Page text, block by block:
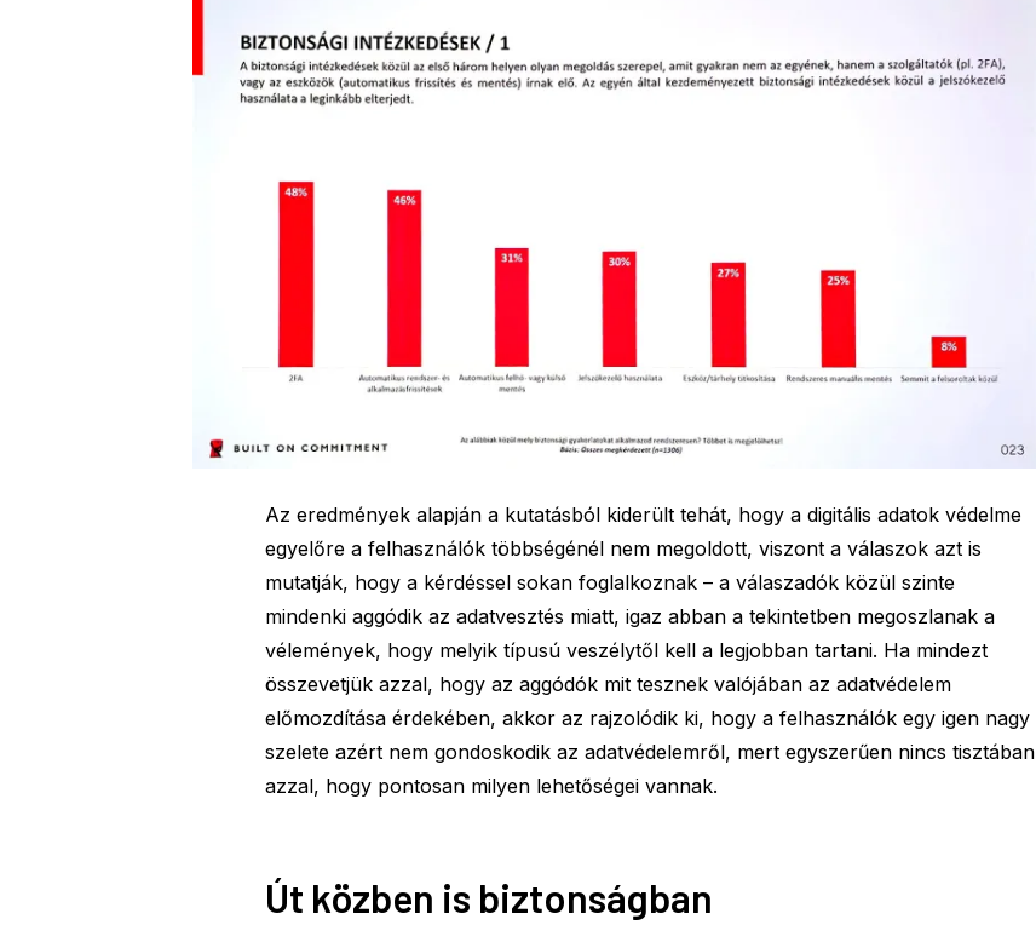
Az eredmények alapján a kutatásból kiderült tehát, hogy a digitális adatok védelme
egyelőre a felhasználók többségénél nem megoldott, viszont a válaszok azt is
mutatják, hogy a kérdéssel sokan foglalkoznak – a válaszadók közül szinte
mindenki aggódik az adatvesztés miatt, igaz abban a tekintetben megoszlanak a
vélemények, hogy melyik típusú veszélytől kell a legjobban tartani. Ha mindezt
összevetjük azzal, hogy az aggódók mit tesznek valójában az adatvédelem
előmozdítása érdekében, akkor az rajzolódik ki, hogy a felhasználók egy igen nagy
szelete azért nem gondoskodik az adatvédelemről, mert egyszerűen nincs tisztában
azzal, hogy pontosan milyen lehetőségei vannak.
Út közben is biztonságban